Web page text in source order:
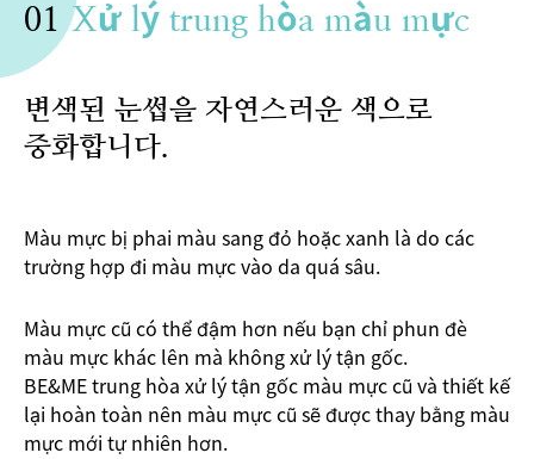
01 Xử lý trung hòa màu mực
변색된 눈썹을 자연스러운 색으로
중화합니다.
Màu mực bị phai màu sang đỏ hoặc xanh là do các
trường hợp đi màu mực vào da quá sâu.
Màu mực cũ có thể đậm hơn nếu bạn chỉ phun đè
màu mực khác lên mà không xử lý tận gốc.
BE&ME trung hòa xử lý tận gốc màu mực cũ và thiết kế
lại hoàn toàn nên màu mực cũ sẽ được thay bằng màu
mực mới tự nhiên hơn.